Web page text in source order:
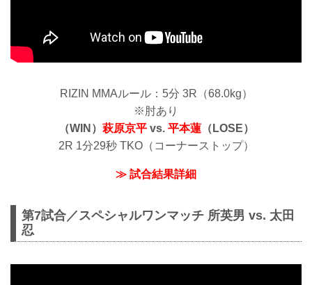
RIZIN MMAルール：5分 3R（68.0kg）
※肘あり
（WIN） 萩原京平vs. 平本蓮（LOSE）
2R 1分29秒 TKO（コーナーストップ）
≫ 試合結果詳細
第7試合／スペシャルワンマッチ 所英男 vs. 太田
忍